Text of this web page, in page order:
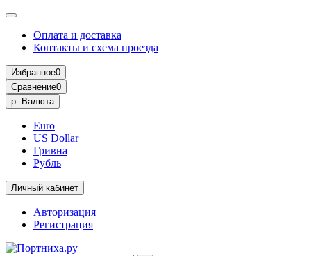
Оплата и доставка
Контакты и схема проезда
Избранное0
Сравнение0
р. Валюта
Euro
US Dollar
Гривна
Рубль
Личный кабинет
Авторизация
Регистрация